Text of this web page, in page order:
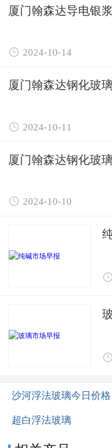
厦门翰森达导电银
 2024-10-14
厦门翰森达钢化玻
 2024-10-11
厦门翰森达钢化玻
 2024-10-10


沙河浮法玻璃今日价格
超白浮法玻璃